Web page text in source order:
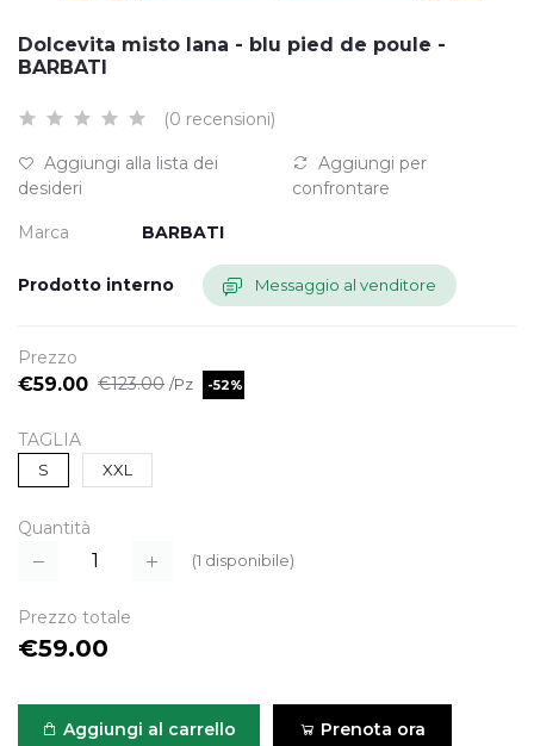
Dolcevita misto lana - blu pied de poule -
BARBATI
(0 recensioni)
Aggiungi alla lista dei
desideri
Aggiungi per
confrontare
Marca BARBATI
Prodotto interno Messaggio al venditore
Prezzo
€59.00 €123.00 /Pz -52%
TAGLIA
S XXL
Quantità
(1 disponibile)
Prezzo totale
€59.00
Aggiungi al carrello Prenota ora